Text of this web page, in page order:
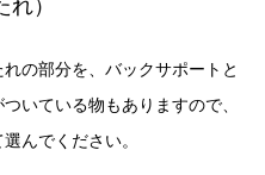
）
の部分を、バックサポートと
いている物もありますので、
んでください。